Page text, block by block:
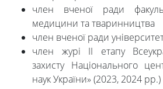
член вченої ради
медицини та тваринництва
член вченої ради
член журі ІІ етапу
захисту Національного
наук України» (2023, 2024 рр.)